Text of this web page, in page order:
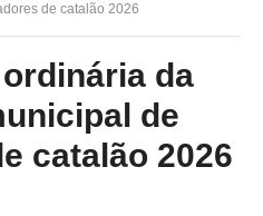
de catalão 2026
da
de
catalão 2026